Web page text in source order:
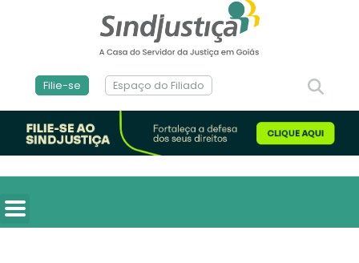
Filie-se Espaço do Filiado